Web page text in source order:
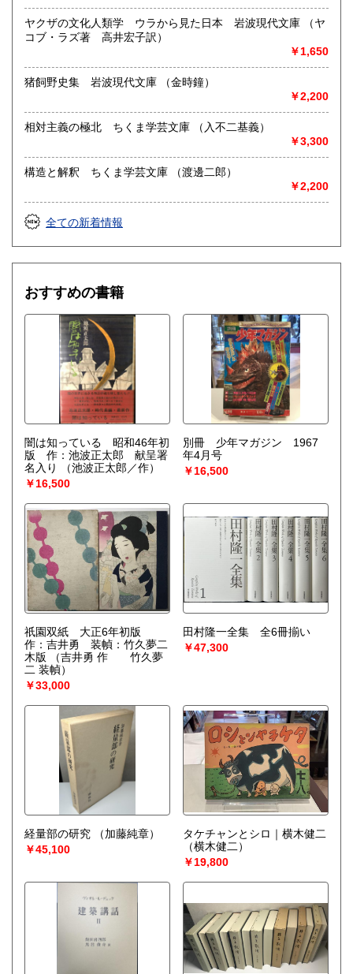
ヤクザの文化人類学 ウラから見た日本 岩波現代文庫 （ヤ
コブ・ラズ著 高井宏子訳）
￥1,650
猪飼野史集 岩波現代文庫 （金時鐘）
￥2,200
相対主義の極北 ちくま学芸文庫 （入不二基義）
￥3,300
構造と解釈 ちくま学芸文庫 （渡邊二郎）
￥2,200
全ての新着情報
おすすめの書籍
闇は知っている 昭和46年初
版 作：池波正太郎 献呈署
名入り
（池波正太郎／作）
￥16,500
別冊 少年マガジン 1967
年4月号
￥16,500
祇園双紙 大正6年初版
作：吉井勇 装幀：竹久夢二
木版
（吉井勇 作 竹久夢
二 装幀）
￥33,000
田村隆一全集 全6冊揃い
￥47,300
経量部の研究
（加藤純章）
￥45,100
タケチャンとシロ｜横木健二
（横木健二）
￥19,800